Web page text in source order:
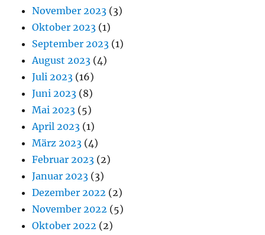
November 2023 (3)
Oktober 2023 (1)
September 2023 (1)
August 2023 (4)
Juli 2023 (16)
Juni 2023 (8)
Mai 2023 (5)
April 2023 (1)
März 2023 (4)
Februar 2023 (2)
Januar 2023 (3)
Dezember 2022 (2)
November 2022 (5)
Oktober 2022 (2)